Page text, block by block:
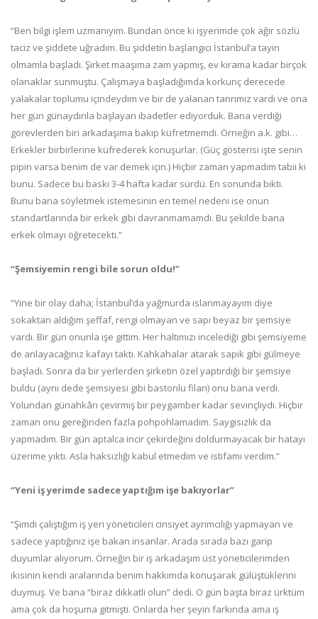
“Ben bilgi işlem uzmanıyım. Bundan önce ki işyerimde çok ağır sözlü
taciz ve şiddete uğradım. Bu şiddetin başlangıcı İstanbul’a tayin
olmamla başladı. Şirket maaşıma zam yapmış, ev kirama kadar birçok
olanaklar sunmuştu. Çalışmaya başladığımda korkunç derecede
yalakalar toplumu içindeydim ve bir de yalanan tanrımız vardı ve ona
her gün günaydınla başlayan ibadetler ediyorduk. Bana verdiği
görevlerden biri arkadaşıma bakıp küfretmemdi. Örneğin a.k. gibi…
Erkekler birbirlerine küfrederek konuşurlar. (Güç gösterisi işte senin
pipin varsa benim de var demek için.) Hiçbir zaman yapmadım tabii ki
bunu. Sadece bu baskı 3-4 hafta kadar sürdü. En sonunda bıktı.
Bunu bana söyletmek istemesinin en temel nedeni ise onun
standartlarında bir erkek gibi davranmamamdı. Bu şekilde bana
erkek olmayı öğretecekti.”
“Şemsiyemin rengi bile sorun oldu!”
“Yine bir olay daha; İstanbul’da yağmurda ıslanmayayım diye
sokaktan aldığım şeffaf, rengi olmayan ve sapı beyaz bir şemsiye
vardı. Bir gün onunla işe gittim. Her haltımızı incelediği gibi şemsiyeme
de anlayacağınız kafayı taktı. Kahkahalar atarak sapık gibi gülmeye
başladı. Sonra da bir yerlerden şirketin özel yaptırdığı bir şemsiye
buldu (aynı dede şemsiyesi gibi bastonlu filan) onu bana verdi.
Yolundan günahkârı çevirmiş bir peygamber kadar sevinçliydi. Hiçbir
zaman onu gereğinden fazla pohpohlamadım. Saygısızlık da
yapmadım. Bir gün aptalca incir çekirdeğini doldurmayacak bir hatayı
üzerime yıktı. Asla haksızlığı kabul etmedim ve istifamı verdim.”
“Yeni iş yerimde sadece yaptığım işe bakıyorlar”
“Şimdi çalıştığım iş yeri yöneticileri cinsiyet ayrımcılığı yapmayan ve
sadece yaptığınız işe bakan insanlar. Arada sırada bazı garip
duyumlar alıyorum. Örneğin bir iş arkadaşım üst yöneticilerimden
ikisinin kendi aralarında benim hakkımda konuşarak gülüştüklerini
duymuş. Ve bana “biraz dikkatli olun” dedi. O gün başta biraz ürktüm
ama çok da hoşuma gitmişti. Onlarda her şeyin farkında ama iş